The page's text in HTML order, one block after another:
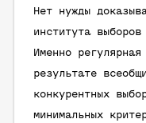
Нет нужды
института
Именно
результате
конкурентных
минимальных